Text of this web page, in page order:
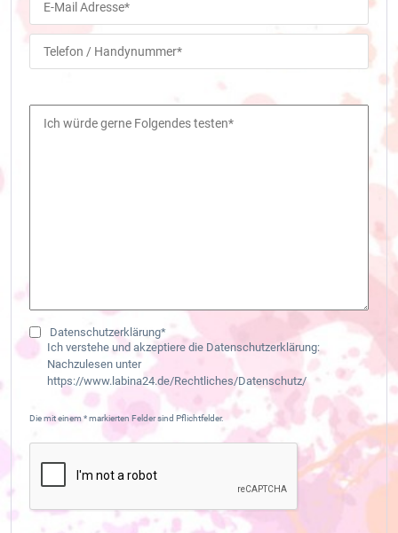
Datenschutzerklärung*
Ich verstehe und akzeptiere die Datenschutzerklärung:
Nachzulesen unter
https://www.labina24.de/Rechtliches/Datenschutz/
Die mit einem * markierten Felder sind Pflichtfelder.